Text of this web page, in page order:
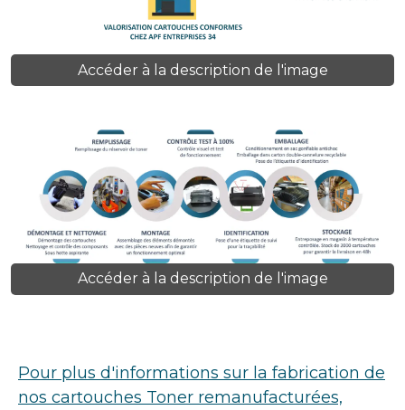
Accéder à la description de l'image
Accéder à la description de l'image
Pour plus d'informations sur la fabrication de
nos cartouches Toner remanufacturées,